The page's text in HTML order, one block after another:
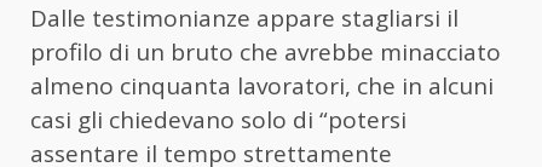
Dalle testimonianze appare stagliarsi il
profilo di un bruto che avrebbe minacciato
almeno cinquanta lavoratori, che in alcuni
casi gli chiedevano solo di “potersi
assentare il tempo strettamente